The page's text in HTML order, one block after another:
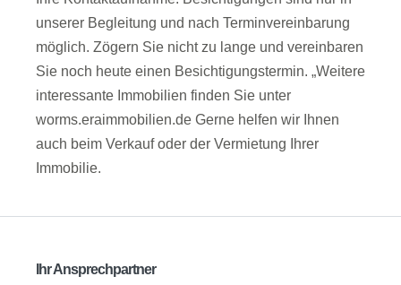
unserer Begleitung und nach Terminvereinbarung
möglich. Zögern Sie nicht zu lange und vereinbaren
Sie noch heute einen Besichtigungstermin. „Weitere
interessante Immobilien finden Sie unter
worms.eraimmobilien.de Gerne helfen wir Ihnen
auch beim Verkauf oder der Vermietung Ihrer
Immobilie.
Ihr Ansprechpartner